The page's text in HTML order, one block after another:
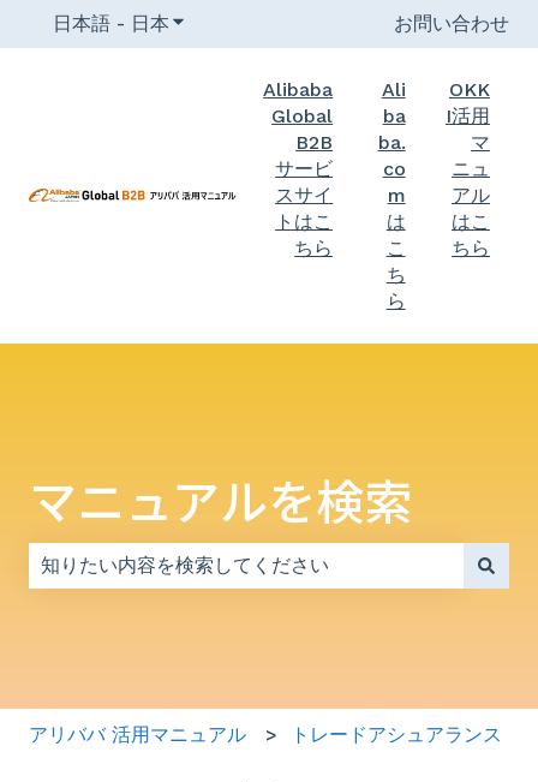
日本語 - 日本 翻訳のサブメニューを表示お問い合わせ
Alibaba
Global
B2B
サービ
スサイ
トはこ
ちら
Ali
ba
ba.
co
m
は
こ
ち
ら
OKK
I活用
マ
ニュ
アル
はこ
ちら
マニュアルを検索
アリババ 活用マニュアル トレードアシュアランス